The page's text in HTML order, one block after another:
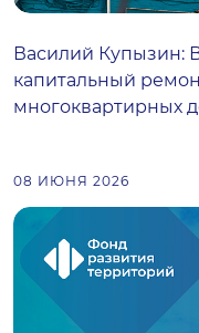
Василий Купызин:
капитальный
многоквартирных
08 ИЮНЯ 2026